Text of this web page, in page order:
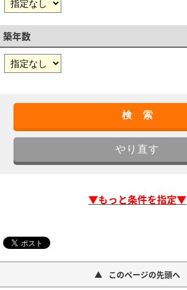
築年数
▼もっと条件を指定▼
このページの先頭へ